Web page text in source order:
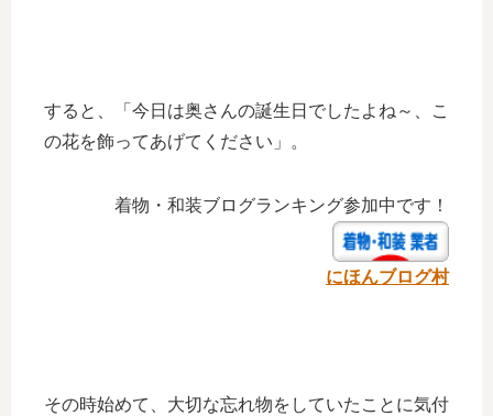
すると、「今日は奥さんの誕生日でしたよね～、こ
の花を飾ってあげてください」。
着物・和装ブログランキング参加中です！
にほんブログ村
その時始めて、大切な忘れ物をしていたことに気付